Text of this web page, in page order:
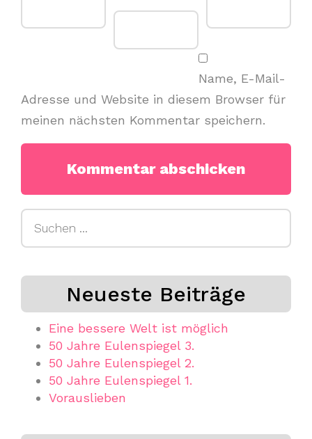
Name, E-Mail-
Adresse und Website in diesem Browser für
meinen nächsten Kommentar speichern.
Neueste Beiträge
Eine bessere Welt ist möglich
50 Jahre Eulenspiegel 3.
50 Jahre Eulenspiegel 2.
50 Jahre Eulenspiegel 1.
Vorauslieben